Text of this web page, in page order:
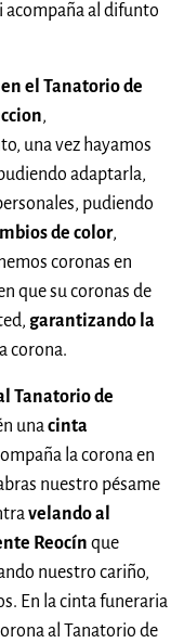
acompaña al difunto
el Tanatorio de
,
una vez hayamos
adaptarla,
pudiendo
de color,
coronas en
que su coronas de
garantizando la
corona.
Tanatorio de
unacinta
la corona en
nuestro pésame
velando al
Reocín que
nuestro cariño,
En la cinta funeraria
al Tanatorio de